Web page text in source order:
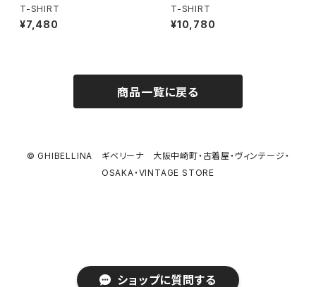
ショップに質問する
T-SHIRT
¥7,480
T-SHIRT
¥10,780
商品一覧に戻る
© GHIBELLINA ギベリーナ 大阪中崎町・古着屋・ヴィンテージ・
OSAKA・VINTAGE STORE